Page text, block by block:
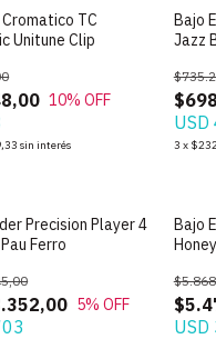
TC
Unitune Clip
10% OFF
sin interés
Bajo
Jazz
USD
3 x
Precision Player 4
Ferro
5% OFF
Bajo